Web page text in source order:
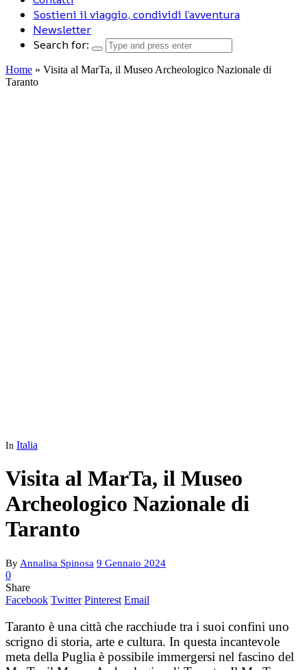
Sostieni il viaggio, condividi l’avventura
Newsletter
Search for:
Home » Visita al MarTa, il Museo Archeologico Nazionale di
Taranto
In Italia
Visita al MarTa, il Museo
Archeologico Nazionale di
Taranto
By Annalisa Spinosa 9 Gennaio 2024
0
Share
Facebook Twitter Pinterest Email
Taranto è una città che racchiude tra i suoi confini uno
scrigno di storia, arte e cultura. In questa incantevole
meta della Puglia è possibile immergersi nel fascino del